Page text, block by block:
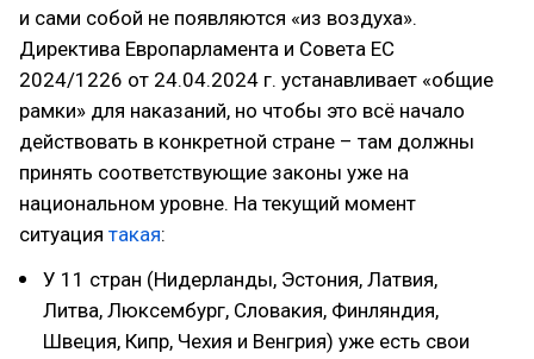
и сами собой не появляются «из воздуха».
Директива Европарламента и Совета ЕС
2024/1226 от 24.04.2024 г. устанавливает «общие
рамки» для наказаний, но чтобы это всё начало
действовать в конкретной стране – там должны
принять соответствующие законы уже на
национальном уровне. На текущий момент
ситуация такая:
У 11 стран (Нидерланды, Эстония, Латвия,
Литва, Люксембург, Словакия, Финляндия,
Швеция, Кипр, Чехия и Венгрия) уже есть свои